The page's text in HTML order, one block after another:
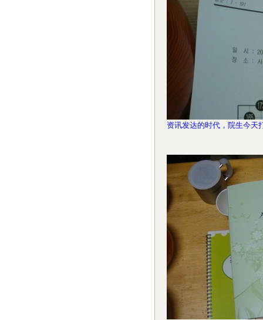
资讯发达的时代，院生今天